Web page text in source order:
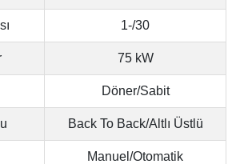
1-/30
75 kW
Döner/Sabit
Back To Back/Altlı Üstlü
Manuel/Otomatik